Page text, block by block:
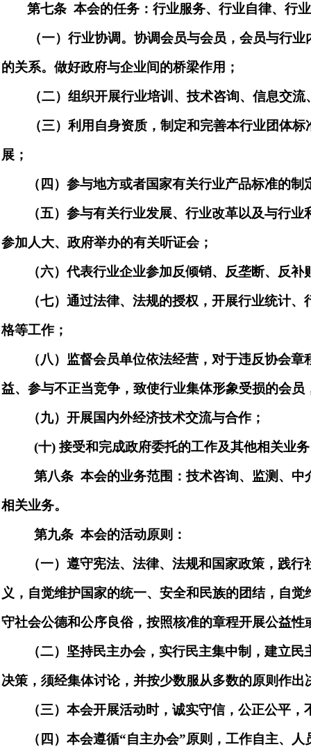
第七条 本会的任务：行业服务、行业自律、行
（一） 行业协调。 协调会员与会员，会员与行
的关系。做好政府与企业间的桥梁作用 ；
（二） 组织开展行业培训 、技术咨询、信息交流
（三）利用自身资质， 制定和完善本行业团体标
展 ；
（四）参与地方或者国家有关行业产品标准的制
（五）参与有关行业发展、行业改革以及与行业
参加人大、政府举办的有关听证会；
（六）代表行业企业参加反倾销、反垄断、反
（七）通过法律、法规的授权，开展行业统计
格等工作；
（八） 监督会员单位依法经营，对于违反协会
益、参与不正当竞争，致使行业集体形象受损的会
（九）开展国内外经济技术交流与合作；
(十) 接受和完成政府委托的工作及其他相关业
第八条 本会的业务范围：技术咨询、监测、中
相关业务。
第九条 本会的活动原则：
（一）遵守宪法、法律、法规和国家政策，践
义， 自觉维护国家的统一、安全和民族的团结，自
守社会公德和公序良俗，按照核准的章程开展公益性
（二） 坚持民主办会，实行民主集中制，建立
决策，须经集体讨论，并按少数服从多数的原则作出
（三）本会开展活动时，诚实守信，公正公平
（四）本会遵循“自主办会”原则，工作自主、人